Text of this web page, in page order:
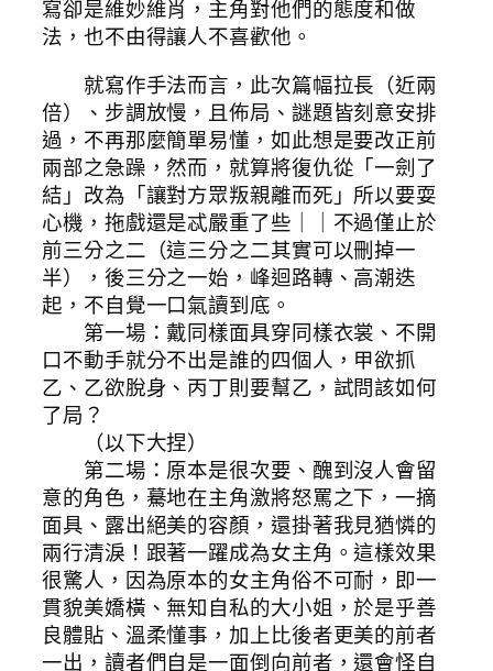
寫卻是維妙維肖，主角對他們的態度和做
法，也不由得讓人不喜歡他。
就寫作手法而言，此次篇幅拉長（近兩
倍）、步調放慢，且佈局、謎題皆刻意安排
過，不再那麼簡單易懂，如此想是要改正前
兩部之急躁，然而，就算將復仇從「一劍了
結」改為「讓對方眾叛親離而死」所以要耍
心機，拖戲還是忒嚴重了些｜｜不過僅止於
前三分之二（這三分之二其實可以刪掉一
半），後三分之一始，峰迴路轉、高潮迭
起，不自覺一口氣讀到底。
第一場：戴同樣面具穿同樣衣裳、不開
口不動手就分不出是誰的四個人，甲欲抓
乙、乙欲脫身、丙丁則要幫乙，試問該如何
了局？
（以下大捏）
第二場：原本是很次要、醜到沒人會留
意的角色，驀地在主角激將怒罵之下，一摘
面具、露出絕美的容顏，還掛著我見猶憐的
兩行清淚！跟著一躍成為女主角。這樣效果
很驚人，因為原本的女主角俗不可耐，即一
貫貌美嬌橫、無知自私的大小姐，於是乎善
良體貼、溫柔懂事，加上比後者更美的前者
一出，讀者們自是一面倒向前者，還會怪自